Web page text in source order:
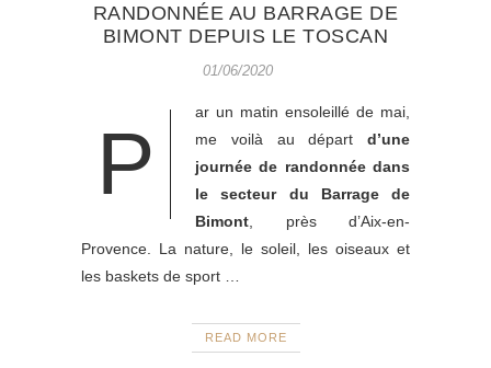
RANDONNÉE AU BARRAGE DE
BIMONT DEPUIS LE TOSCAN
01/06/2020
P
ar un matin ensoleillé de mai,
me voilà au départ d’une
journée de randonnée dans
le secteur du Barrage de
Bimont , près d’Aix-en-
Provence. La nature, le soleil, les oiseaux et
les baskets de sport …
READ MORE